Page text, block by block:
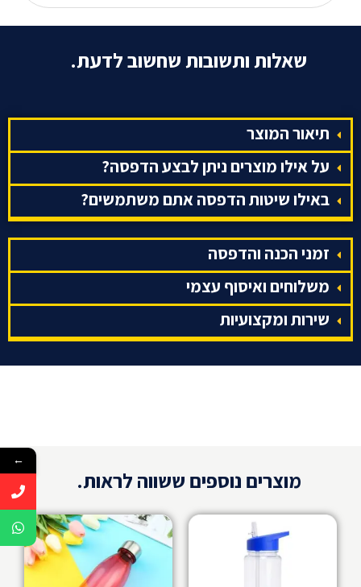
שאלות ותשובות שחשוב לדעת.
תיאור המוצר
על אילו מוצרים ניתן לבצע הדפסה?
באילו שיטות הדפסה אתם משתמשים?
זמני הכנה והדפסה
משלוחים ואיסוף עצמי
שירות ומקצועיות
מוצרים נוספים ששווה לראות.
←